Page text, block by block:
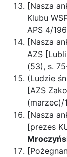
[Nasza
Klubu
APS 4/
[Nasza
AZS
(53), s.
(Ludzie
[AZS
(marzec)/
[Nasza
[prezes